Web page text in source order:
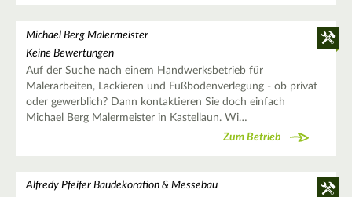
Michael Berg Malermeister
Keine Bewertungen
Auf der Suche nach einem Handwerksbetrieb für
Malerarbeiten, Lackieren und Fußbodenverlegung - ob privat
oder gewerblich? Dann kontaktieren Sie doch einfach
Michael Berg Malermeister in Kastellaun. Wi…
Zum Betrieb
Alfredy Pfeifer Baudekoration & Messebau